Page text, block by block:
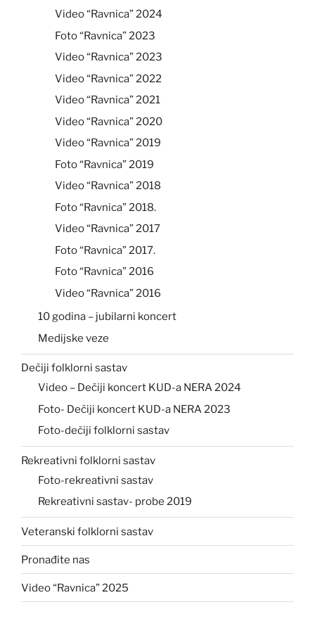
Video “Ravnica” 2024
Foto “Ravnica” 2023
Video “Ravnica” 2023
Video “Ravnica” 2022
Video “Ravnica” 2021
Video “Ravnica” 2020
Video “Ravnica” 2019
Foto “Ravnica” 2019
Video “Ravnica” 2018
Foto “Ravnica” 2018.
Video “Ravnica” 2017
Foto “Ravnica” 2017.
Foto “Ravnica” 2016
Video “Ravnica” 2016
10 godina – jubilarni koncert
Medijske veze
Dečiji folklorni sastav
Video – Dečiji koncert KUD-a NERA 2024
Foto- Dečiji koncert KUD-a NERA 2023
Foto-dečiji folklorni sastav
Rekreativni folklorni sastav
Foto-rekreativni sastav
Rekreativni sastav- probe 2019
Veteranski folklorni sastav
Pronađite nas
Video “Ravnica” 2025